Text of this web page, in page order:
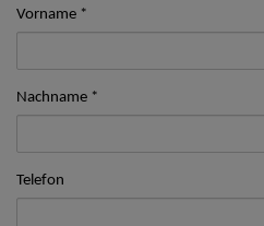
Vorname
Nachname
Telefon